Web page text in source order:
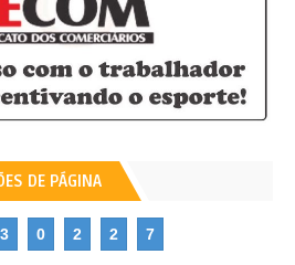
DE PÁGINA
3 0 2 2 7